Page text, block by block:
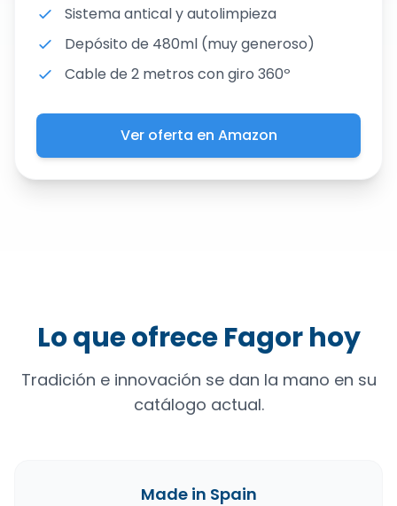
Sistema antical y autolimpieza
Depósito de 480ml (muy generoso)
Cable de 2 metros con giro 360º
Ver oferta en Amazon
Lo que ofrece Fagor hoy
Tradición e innovación se dan la mano en su
catálogo actual.
Made in Spain